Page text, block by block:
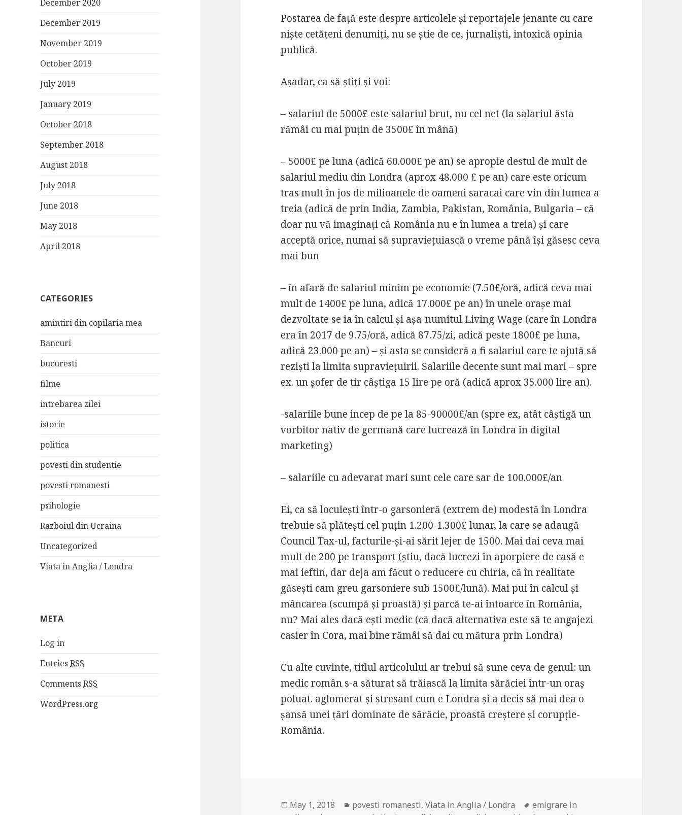
December 2020
December 2019
November 2019
October 2019
July 2019
January 2019
October 2018
September 2018
August 2018
July 2018
June 2018
May 2018
April 2018
CATEGORIES
amintiri din copilaria mea
Bancuri
bucuresti
filme
intrebarea zilei
istorie
politica
povesti din studentie
povesti romanesti
psihologie
Razboiul din Ucraina
Uncategorized
Viata in Anglia / Londra
META
Log in
EntriesRSS
CommentsRSS
WordPress.org
Postarea de față este despre articolele și reportajele jenante cu care
niște cetățeni denumiți, nu se știe de ce, jurnaliști, intoxică opinia
publică.
Așadar, ca să știți și voi:
– salariul de 5000£ este salariul brut, nu cel net (la salariul ăsta
rămâi cu mai puțin de 3500£ în mână)
– 5000£ pe luna (adică 60.000£ pe an) se apropie destul de mult de
salariul mediu din Londra (aprox 48.000 £ pe an) care este oricum
tras mult în jos de milioanele de oameni saracai care vin din lumea a
treia (adică de prin India, Zambia, Pakistan, România, Bulgaria – că
doar nu vă imaginați că România nu e în lumea a treia) și care
acceptă orice, numai să supraviețuiască o vreme până își găsesc ceva
mai bun
– în afară de salariul minim pe economie (7.50£/oră, adică ceva mai
mult de 1400£ pe luna, adică 17.000£ pe an) în unele orașe mai
dezvoltate se ia în calcul și așa-numitul Living Wage (care în Londra
era în 2017 de 9.75/oră, adică 87.75/zi, adică peste 1800£ pe luna,
adică 23.000 pe an) – și asta se consideră a fi salariul care te ajută să
reziști la limita supraviețuirii. Salariile decente sunt mai mari – spre
ex. un șofer de tir câștiga 15 lire pe oră (adică aprox 35.000 lire an).
-salariile bune incep de pe la 85-90000£/an (spre ex, atât câștigă un
vorbitor nativ de germană care lucrează în Londra în digital
marketing)
– salariile cu adevarat mari sunt cele care sar de 100.000£/an
Ei, ca să locuiești într-o garsonieră (extrem de) modestă în Londra
trebuie să plătești cel puțin 1.200-1.300£ lunar, la care se adaugă
Council Tax-ul, facturile-și-ai sărit lejer de 1500. Mai dai ceva mai
mult de 200 pe transport (știu, dacă lucrezi în aporpiere de casă e
mai ieftin, dar deja am făcut o reducere cu chiria, că în realitate
găsești cam greu garsoniere sub 1500£/lună). Mai pui în calcul și
mâncarea (scumpă și proastă) și parcă te-ai întoarce în România,
nu? Mai ales dacă ești medic (că dacă alternativa este să te angajezi
casier în Cora, mai bine rămâi să dai cu mătura prin Londra)
Cu alte cuvinte, titlul articolului ar trebui să sune ceva de genul: un
medic român s-a săturat să trăiască la limita sărăciei într-un oraș
poluat. aglomerat și stresant cum e Londra și a decis să mai dea o
șansă unei țări dominate de sărăcie, proastă creștere și corupție-
România.
Posted
May 1, 2018 Categories
povesti romanesti,Viata in Anglia / Londra Tags
emigrare in